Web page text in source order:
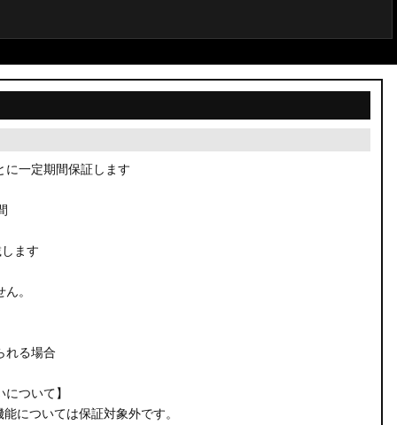
に一定期間保証します
ます
。
れる場合
ついて】
については保証対象外です。